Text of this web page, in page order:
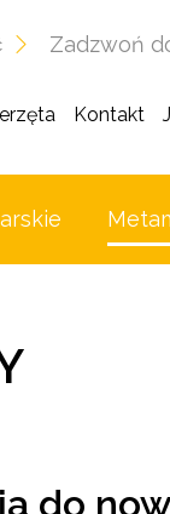
Zadzwoń
Kontakt
do